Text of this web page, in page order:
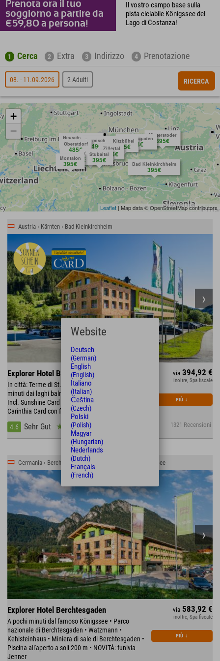
Prenota ora il tuo
soggiorno a partire da
€59,80 a persona!
Il vostro campo base sulla
pista ciclabile Königssee del
Lago di Costanza!
1 Cerca 2 Extra 3 Indirizzo 4 Prenotazione
08. - 11.09.2026 2 Adulti RICERCA
Bad Kleinkirchheim
395€
Berchtesgaden
584€
Garmisch
449€
Hinterstoder
395€
Kitzbühel
395€
Montafon
395€
Neuschwanstein
422€
Oberstdorf
485€ Ötztal
395€
Stubaital
395€
Zillertal
395€
request
+
−
Leaflet | Map data © OpenStreetMap contributors
Austria › Kärnten › Bad Kleinkirchheim
Explorer Hotel Bad Kleinkirchheim
In città: Terme di St. Kathrein e Römerbad • A 15
minuti dai laghi balneabili più belli della Carinzia •
Incl. Sunshine Card • Settembre e ottobre inclusa la
Carinthia Card con funivia gratuita e altro ancora
4.6
Sehr Gut 1321 Recensioni
via 394,92 €
inoltre, Spa fiscale
PIÙ ↓
Germania › Berchtesgadener Land › Schönau am Königssee
Explorer Hotel Berchtesgaden
A pochi minuti dal famoso Königssee • Parco
nazionale di Berchtesgaden • Watzmann •
Kehlsteinhaus • Miniera di sale di Berchtesgaden •
Piscina all'aperto a soli 200 m • NOVITÀ: funivia
Jenner
via 583,92 €
inoltre, Spa fiscale
PIÙ ↓
Website
Deutsch
(German)
English
(English)
Italiano
(Italian)
Čeština
(Czech)
Polski
(Polish)
Magyar
(Hungarian)
Nederlands
(Dutch)
Français
(French)